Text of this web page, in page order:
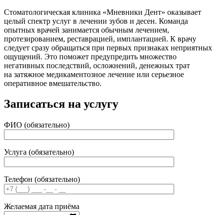
Стоматологическая клиника «Мневники Дент» оказывает
целый спектр услуг в лечении зубов и десен. Команда
опытных врачей занимается обычным лечением,
протезированием, реставрацией, имплантацией. К врачу
следует сразу обращаться при первых признаках неприятных
ощущений. Это поможет предупредить множество
негативных последствий, осложнений, денежных трат
на затяжное медикаментозное лечение или серьезное
оперативное вмешательство.
Записаться на услугу
ФИО (обязательно)
Услуга (обязательно)
Телефон (обязательно)
Желаемая дата приёма